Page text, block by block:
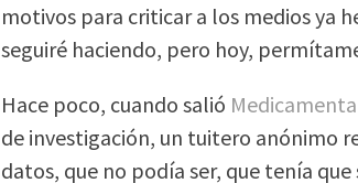
motivos para criticar a los medios ya
seguiré haciendo, pero hoy,
Hace poco, cuando salió
de investigación, un tuitero anónimo
datos, que no podía ser, que tenía